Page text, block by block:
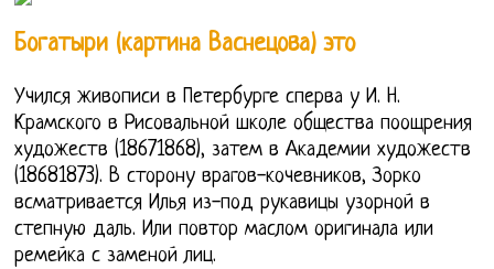
Богатыри (картина Васнецова) это
Учился живописи в Петербурге сперва у И. Н.
Крамского в Рисовальной школе общества поощрения
художеств (18671868), затем в Академии художеств
(18681873). В сторону врагов-кочевников, Зорко
всматривается Илья из-под рукавицы узорной в
степную даль. Или повтор маслом оригинала или
ремейка с заменой лиц.